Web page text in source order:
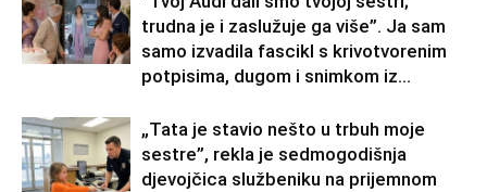
trudna je i zaslužuje ga više”. Ja sam
samo izvadila fascikl s krivotvorenim
potpisima, dugom i snimkom iz...
„Tata je stavio nešto u trbuh moje
sestre”, rekla je sedmogodišnja
djevojčica službeniku na prijemnom